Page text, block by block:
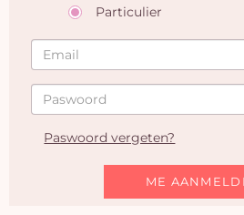
Particulier
Paswoord vergeten?
ME